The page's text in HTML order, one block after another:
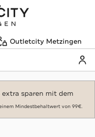
Outletcity Metzingen
extra sparen mit dem
Mindestbehaltwert von 99€.